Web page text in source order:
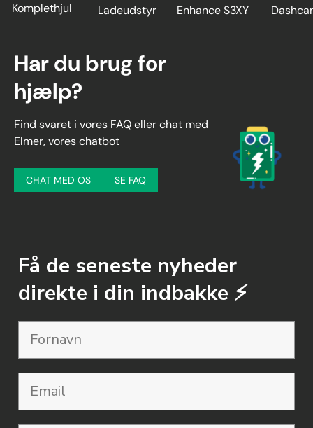
Komplethjul Ladeudstyr Enhance S3XY
Har du brug for
hjælp?
Find svaret i vores FAQ eller chat med
Elmer, vores chatbot
CHAT MED OS SE FAQ
Få de seneste nyheder
direkte i din indbakke ⚡️
Email